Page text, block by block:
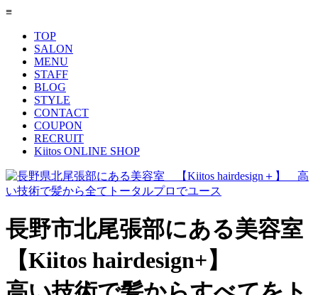
≡
TOP
SALON
MENU
STAFF
BLOG
STYLE
CONTACT
COUPON
RECRUIT
Kiitos ONLINE SHOP
長野市北尾張部にある美容室
【Kiitos hairdesign+】